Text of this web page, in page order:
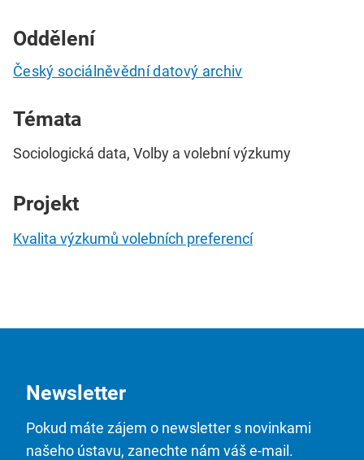
Oddělení
Český sociálněvědní datový archiv
Témata
Sociologická data, Volby a volební výzkumy
Projekt
Kvalita výzkumů volebních preferencí
Newsletter
Pokud máte zájem o newsletter s novinkami
našeho ústavu, zanechte nám váš e-mail.